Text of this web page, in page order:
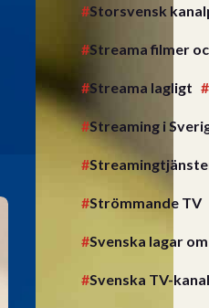
Storsvensk
Streama filmer
Streama lagligt
Streaming i
Strömmande TV
Svenska lagar
Svenska TV-